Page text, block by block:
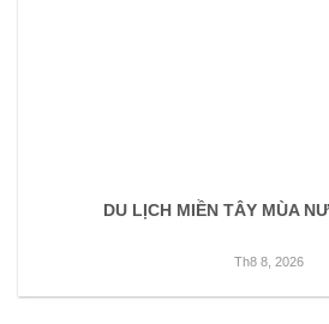
DU LỊCH MIỀN TÂY MÙA
Th8 8, 2026